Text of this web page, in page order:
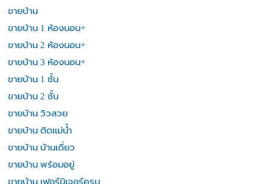
ขายบ้าน
ขายบ้าน 1 ห้องนอน+
ขายบ้าน 2 ห้องนอน+
ขายบ้าน 3 ห้องนอน+
ขายบ้าน 1 ชั้น
ขายบ้าน 2 ชั้น
ขายบ้าน วิวสวย
ขายบ้าน ติดแม่น้ำ
ขายบ้าน บ้านเดี่ยว
ขายบ้าน พร้อมอยู่
ขายบ้าน เฟอร์นิเจอร์ครบ